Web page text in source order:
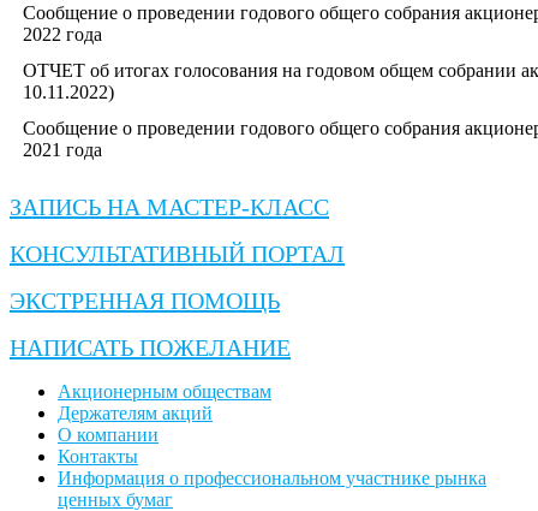
Сообщение о проведении годового общего собрания
2022 года
ОТЧЕТ об итогах голосования на годовом общем собрании
10.11.2022)
Сообщение о проведении годового общего собрания
2021 года
ЗАПИСЬ НА МАСТЕР-КЛАСС
КОНСУЛЬТАТИВНЫЙ ПОРТАЛ
ЭКСТРЕННАЯ ПОМОЩЬ
НАПИСАТЬ ПОЖЕЛАНИЕ
Акционерным обществам
Держателям акций
О компании
Контакты
Информация о профессиональном участнике рынка
ценных бумаг